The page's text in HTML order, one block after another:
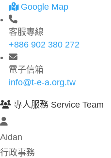
Google Map
客服專線
+886 902 380 272
電子信箱
info@t-e-a.org.tw
專人服務 Service Team
Aidan
行政事務